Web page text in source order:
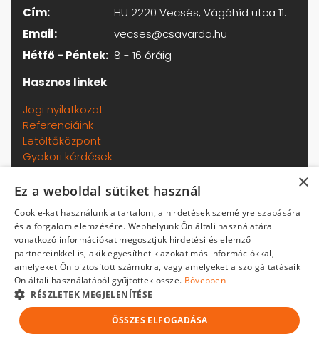
Cím:
HU 2220 Vecsés, Vágóhíd utca 11.
Email:
vecses@csavarda.hu
Hétfő - Péntek: 8 - 16 óráig
Hasznos linkek
Jogi nyilatkozat
Referenciáink
Letöltőközpont
Gyakori kérdések
Adatkezelési tájékoztató
Általános szerződési feltételek
Termékeinkről
Házhozszállítás
Copyright © 2026 - Csavarda Plusz Kft. - Minden jog
fenntartva.
×
Ez a weboldal sütiket használ
Cookie-kat használunk a tartalom, a hirdetések személyre szabására
és a forgalom elemzésére. Webhelyünk Ön általi használatára
vonatkozó információkat megosztjuk hirdetési és elemző
partnereinkkel is, akik egyesíthetik azokat más információkkal,
amelyeket Ön biztosított számukra, vagy amelyeket a szolgáltatásaik
Ön általi használatából gyűjtöttek össze. Bővebben
RÉSZLETEK MEGJELENÍTÉSE
ÖSSZES ELFOGADÁSA